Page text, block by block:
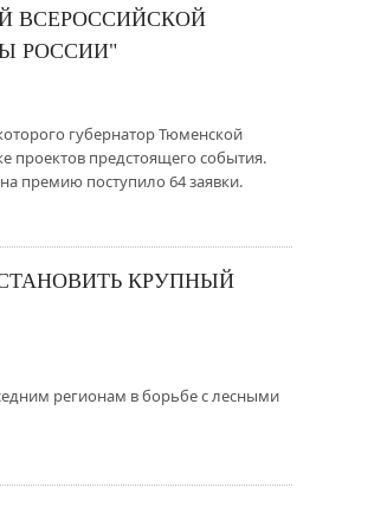
ВСЕРОССИЙСКОЙ
РОССИИ"
губернатор Тюменской
проектов предстоящего события.
премию поступило 64 заявки.
КРУПНЫЙ
регионам в борьбе с лесными